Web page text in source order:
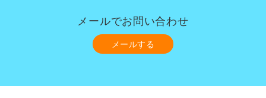
メールでお問い合わせ
メールする